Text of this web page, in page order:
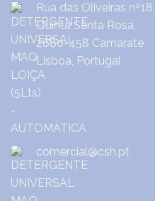
Rua das Oliveiras nº18,
Quinta Santa Rosa,
2680-458 Camarate
Lisboa, Portugal
comercial@csh.pt